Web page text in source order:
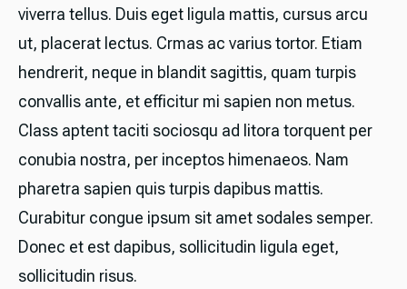
viverra tellus. Duis eget ligula mattis, cursus arcu
ut, placerat lectus. Crmas ac varius tortor. Etiam
hendrerit, neque in blandit sagittis, quam turpis
convallis ante, et efficitur mi sapien non metus.
Class aptent taciti sociosqu ad litora torquent per
conubia nostra, per inceptos himenaeos. Nam
pharetra sapien quis turpis dapibus mattis.
Curabitur congue ipsum sit amet sodales semper.
Donec et est dapibus, sollicitudin ligula eget,
sollicitudin risus.